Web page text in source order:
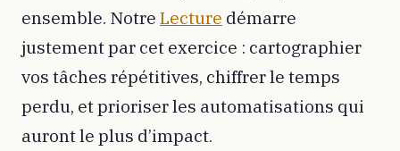
ensemble. Notre Lecture démarre
justement par cet exercice : cartographier
vos tâches répétitives, chiffrer le temps
perdu, et prioriser les automatisations qui
auront le plus d’impact.